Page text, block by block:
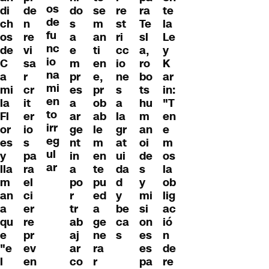
di
ch
os
de
C
a
mi
la
Fl
or
es
y
lla
m
an
a
qu
e
"e
l
de
n
re
vi
sa
r
cr
it
er
io
s
pa
ra
el
ci
er
re
pr
ev
en
os
de
fu
nc
io
na
mi
en
to
irr
eg
ul
ar
do
s
a
e
m
pr
es
a
ar
ge
nt
in
a
po
r
tr
ab
aj
ar
co
se
m
an
ti
en
e,
pr
ob
ab
le
m
en
te
pu
ed
a
ge
ne
ra
r
re
st
ri
cc
io
ne
s
a
la
gr
at
ui
da
d
y
be
ca
s
ra
Te
sl
a,
ro
bo
ts
hu
m
an
oi
de
s
y
mi
si
on
es
es
pa
te
la
Le
y
K
ar
in:
"T
en
e
m
os
la
ob
lig
ac
ió
n
de
re